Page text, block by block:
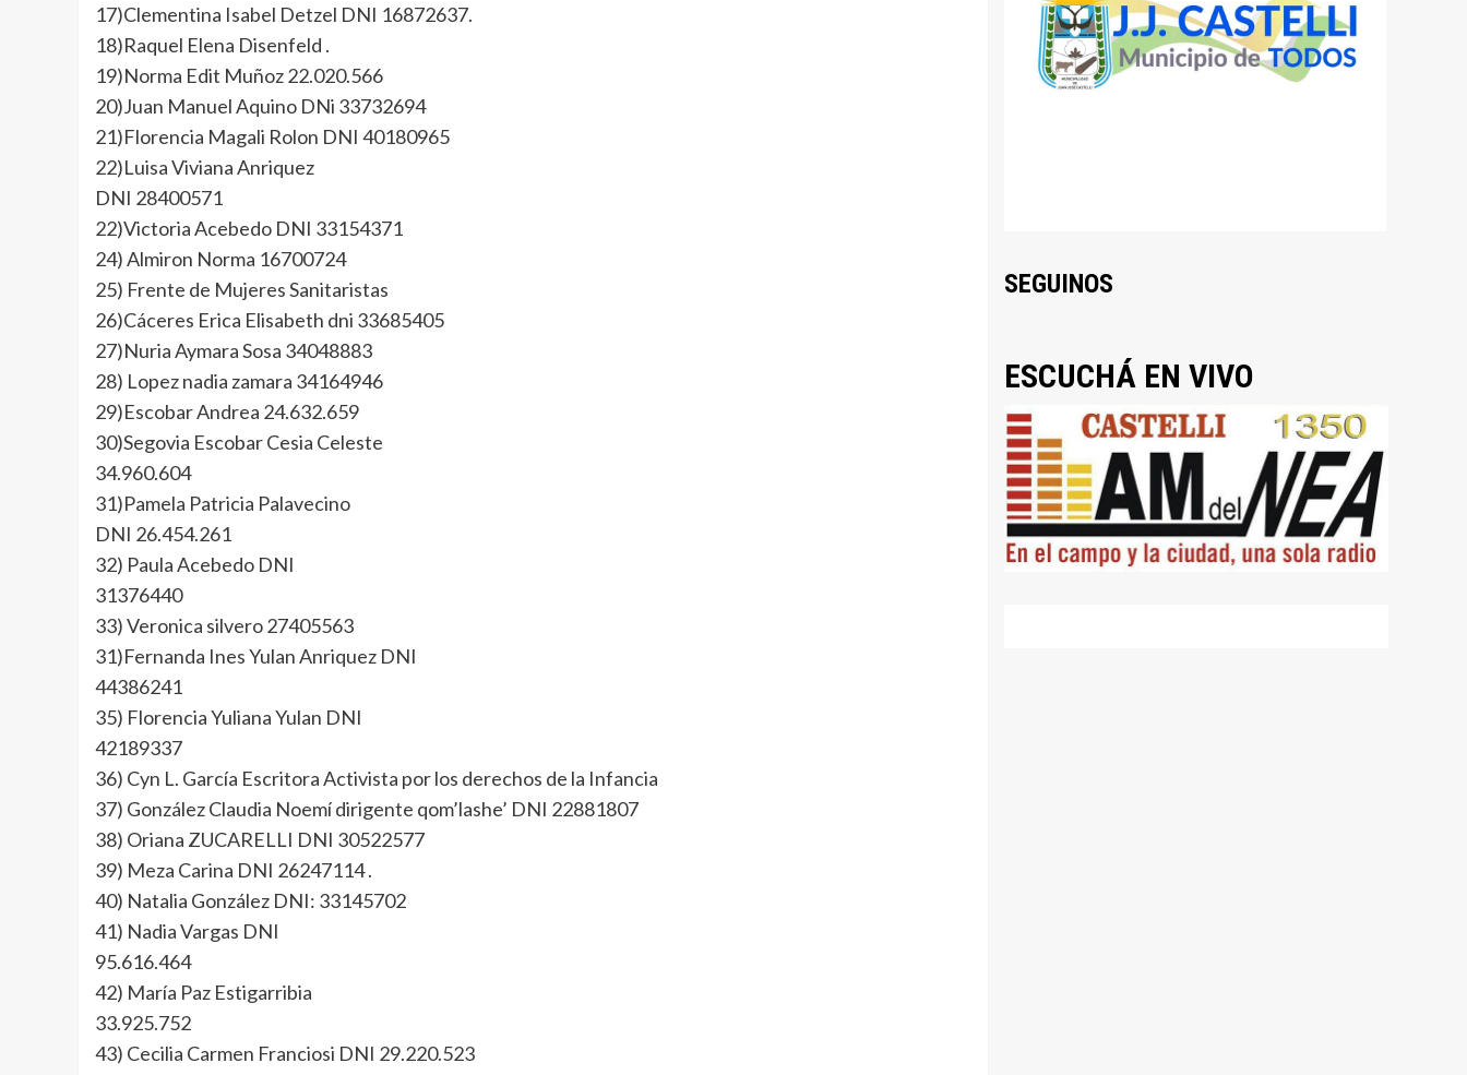
17)Clementina Isabel Detzel DNI 16872637.
18)Raquel Elena Disenfeld .
19)Norma Edit Muñoz 22.020.566
20)Juan Manuel Aquino DNi 33732694
21)Florencia Magali Rolon DNI 40180965
22)Luisa Viviana Anriquez
DNI 28400571
22)Victoria Acebedo DNI 33154371
24) Almiron Norma 16700724
25) Frente de Mujeres Sanitaristas
26)Cáceres Erica Elisabeth dni 33685405
27)Nuria Aymara Sosa 34048883
28) Lopez nadia zamara 34164946
29)Escobar Andrea 24.632.659
30)Segovia Escobar Cesia Celeste
34.960.604
31)Pamela Patricia Palavecino
DNI 26.454.261
32) Paula Acebedo DNI
31376440
33) Veronica silvero 27405563
31)Fernanda Ines Yulan Anriquez DNI
44386241
35) Florencia Yuliana Yulan DNI
42189337
36) Cyn L. García Escritora Activista por los derechos de la Infancia
37) González Claudia Noemí dirigente qom’lashe’ DNI 22881807
38) Oriana ZUCARELLI DNI 30522577
39) Meza Carina DNI 26247114 .
40) Natalia González DNI: 33145702
41) Nadia Vargas DNI
95.616.464
42) María Paz Estigarribia
33.925.752
43) Cecilia Carmen Franciosi DNI 29.220.523
SEGUINOS
ESCUCHÁ EN VIVO